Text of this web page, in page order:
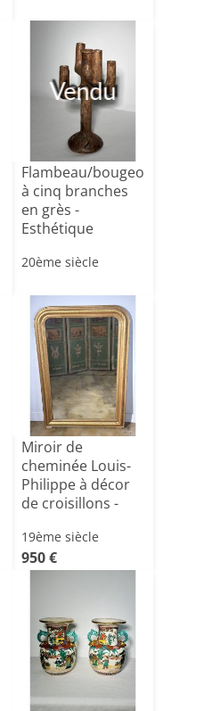
Vendu
Flambeau/bougeoir
à cinq branches
en grès -
Esthétique
20ème siècle
Miroir de
cheminée Louis-
Philippe à décor
de croisillons -
19ème siècle
950 €